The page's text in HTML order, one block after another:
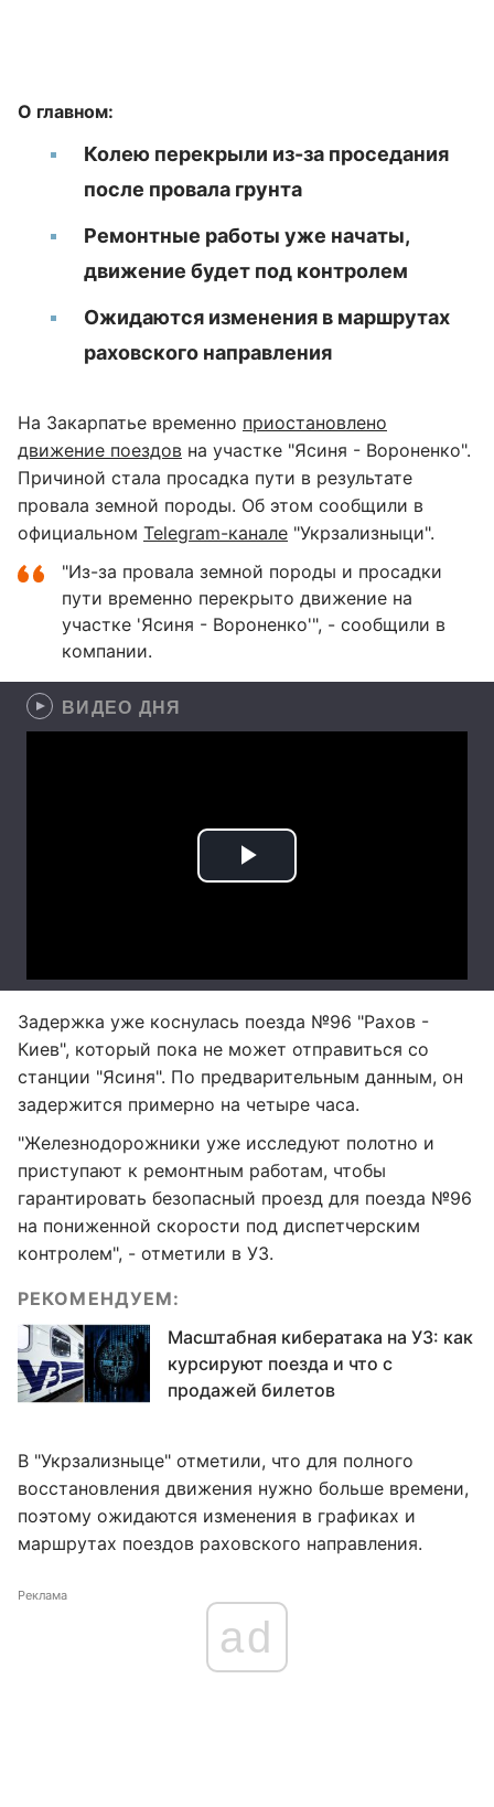
О главном:
Колею перекрыли из-за проседания
после провала грунта
Ремонтные работы уже начаты,
движение будет под контролем
Ожидаются изменения в маршрутах
раховского направления
На Закарпатье временно приостановлено
движение поездов на участке "Ясиня - Вороненко".
Причиной стала просадка пути в результате
провала земной породы. Об этом сообщили в
официальном Telegram-канале "Укрзализныци".
"Из-за провала земной породы и просадки
пути временно перекрыто движение на
участке 'Ясиня - Вороненко'", - сообщили в
компании.
ВИДЕО ДНЯ
Задержка уже коснулась поезда №96 "Рахов -
Киев", который пока не может отправиться со
станции "Ясиня". По предварительным данным, он
задержится примерно на четыре часа.
"Железнодорожники уже исследуют полотно и
приступают к ремонтным работам, чтобы
гарантировать безопасный проезд для поезда №96
на пониженной скорости под диспетчерским
контролем", - отметили в УЗ.
РЕКОМЕНДУЕМ:
Масштабная кибератака на УЗ: как
курсируют поезда и что с
продажей билетов
В "Укрзализныце" отметили, что для полного
восстановления движения нужно больше времени,
поэтому ожидаются изменения в графиках и
маршрутах поездов раховского направления.
Реклама
ad